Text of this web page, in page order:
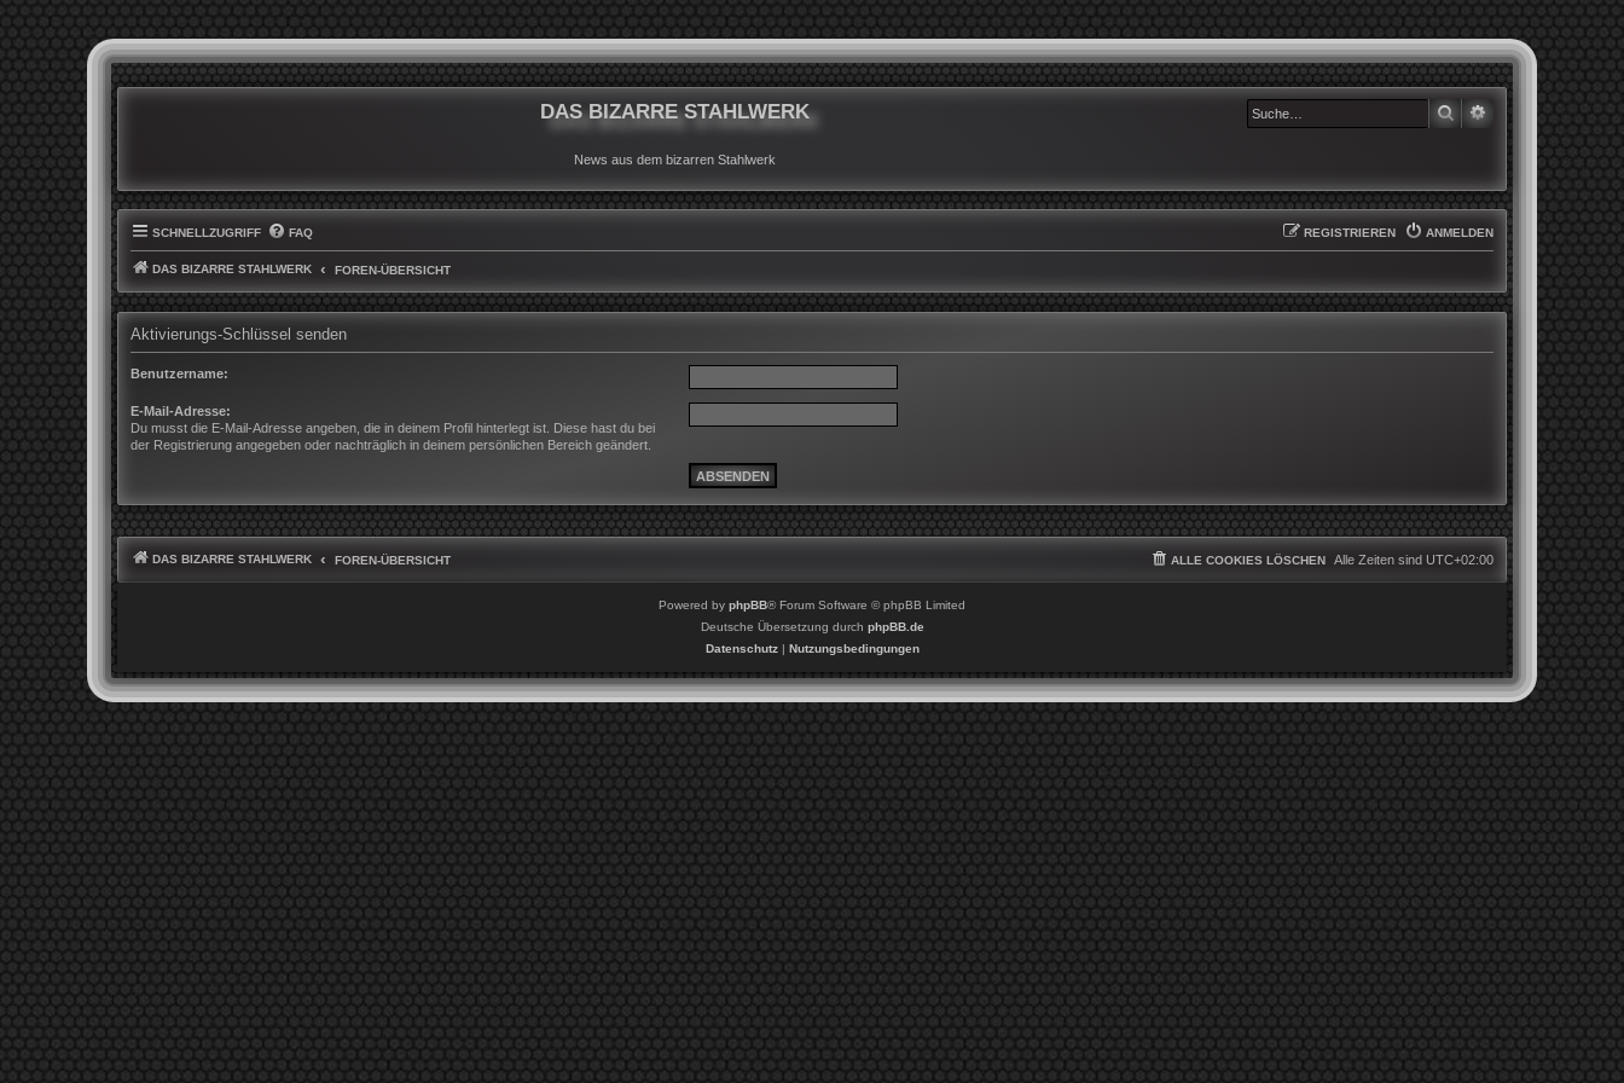
DAS BIZARRE STAHLWERK
News aus dem bizarren Stahlwerk
SUCHE
SCHNELLZUGRIFF FAQ ANMELDEN
REGISTRIEREN
DAS BIZARRE STAHLWERK FOREN-ÜBERSICHT
Aktivierungs-Schlüssel senden
Benutzername:
E-Mail-Adresse:
Du musst die E-Mail-Adresse angeben, die in deinem Profil hinterlegt ist. Diese hast du bei
der Registrierung angegeben oder nachträglich in deinem persönlichen Bereich geändert.
DAS BIZARRE STAHLWERK FOREN-ÜBERSICHT Alle Zeiten sind UTC+02:00
ALLE COOKIES LÖSCHEN
Powered by phpBB® Forum Software © phpBB Limited
Deutsche Übersetzung durch phpBB.de
Datenschutz| Nutzungsbedingungen